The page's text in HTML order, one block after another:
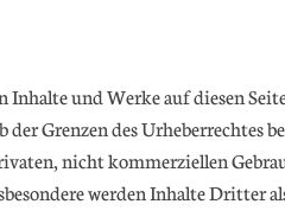
Inhalte und Werke auf diesen
Grenzen des
nicht kommerziellen
werden Inhalte Dritter